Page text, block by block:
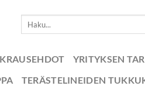
YRITYKSEN
TERÄSTELINEIDEN